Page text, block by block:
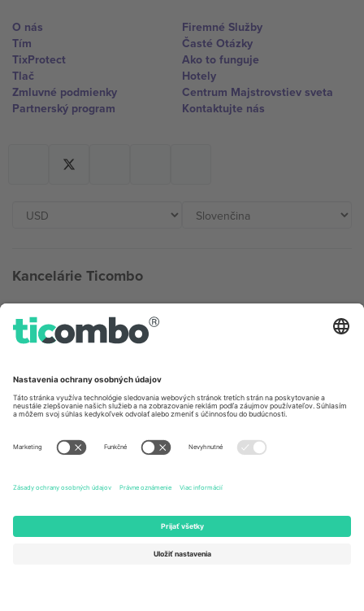
O nás
Tím
TixProtect
Tlač
Zmluvné podmienky
Partnerský program
Firemné Služby
Časté Otázky
Ako to funguje
Hotely
Centrum Majstrovstiev sveta
Kontaktujte nás
Kancelárie Ticombo
Unter den Linden 24, 10117
Berlin, Germany
167 City Road, London, Greater
United States
Newark, Delaware 19713, United
Switzerland
Engelberg, Switzerland
Bulgaria
Regus Sofia City West, bul
Totleben 53-55, 1606 Sofia,
United Arab Emirates
UAE Dubai Silicon Oasis, DDP
Building A1, Office 302, Dubai,
United Arab Emirates